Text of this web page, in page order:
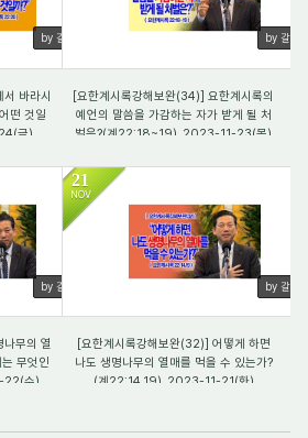
by 갈렙
바라시
떤 것일
금)
by 갈렙
[요한계시록강해보완(34)] 요한계시록의
예언의 말씀을 가감하는 자가 받게 될 처
벌은?(계22:18~19)_2023-11-23(목)
by 갈렙
무의 열
무엇인
22(수)
21
NOV
by 갈렙
555
[요한계시록강해보완(32)] 어떻게 하면
나도 생명나무의 열매를 먹을 수 있는가?
(계22:14,19)_2023-11-21(화)